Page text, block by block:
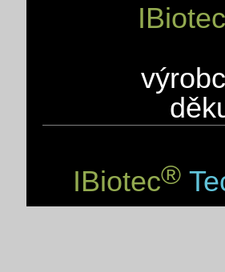
IBiotec
IBiotec®